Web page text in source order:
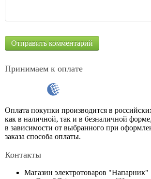
Принимаем к оплате
Оплата покупки производится в
как в наличной, так и в безналичной форме,
в зависимости от выбранного при
заказа способа оплаты.
Контакты
Магазин электротоваров "Напарник"